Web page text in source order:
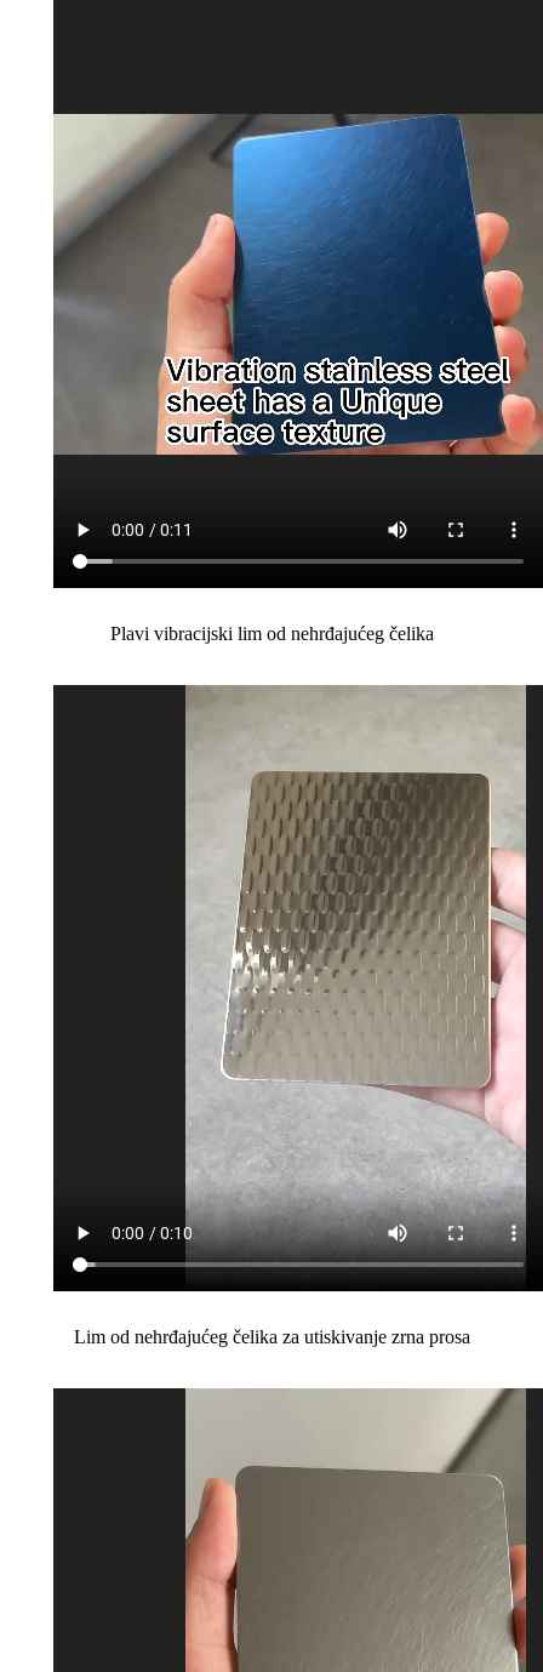
Plavi vibracijski lim od nehrđajućeg čelika
Lim od nehrđajućeg čelika za utiskivanje zrna prosa